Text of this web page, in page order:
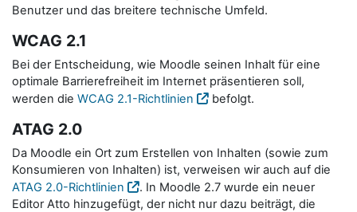
Benutzer und das breitere technische Umfeld.
WCAG 2.1
Bei der Entscheidung, wie Moodle seinen Inhalt für eine
optimale Barrierefreiheit im Internet präsentieren soll,
werden die WCAG 2.1-Richtlinien befolgt.
ATAG 2.0
Da Moodle ein Ort zum Erstellen von Inhalten (sowie zum
Konsumieren von Inhalten) ist, verweisen wir auch auf die
ATAG 2.0-Richtlinien
. In Moodle 2.7 wurde ein neuer
Editor Atto hinzugefügt, der nicht nur dazu beiträgt, die